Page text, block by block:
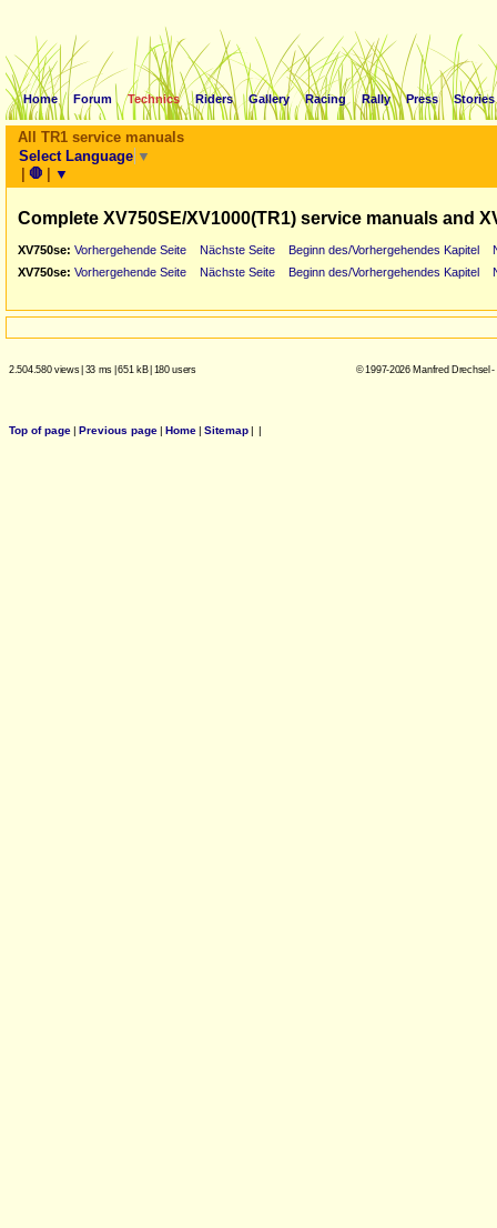
Home Forum Technics Riders Gallery Racing Rally Press Stories
All TR1 service manuals
Select Language ▼
| 🛑 | ▼
Complete XV750SE/XV1000(TR1) service manuals and
XV750se: Vorhergehende Seite Nächste Seite Beginn des/Vorhergehendes Kapitel
XV750se: Vorhergehende Seite Nächste Seite Beginn des/Vorhergehendes Kapitel
2.504.580 views| 33 ms |651 kB| 180 users © 1997-2026 Manfred Drechsel
Top of page| Previous page| Home| Sitemap| |